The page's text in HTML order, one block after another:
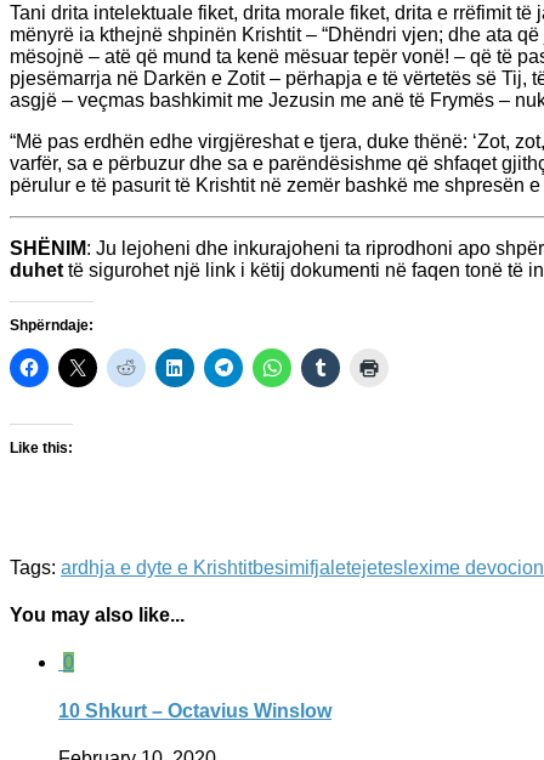
Tani drita intelektuale fiket, drita morale fiket, drita e rrëfimit
mënyrë ia kthejnë shpinën Krishtit – “Dhëndri vjen; dhe ata
mësojnë – atë që mund ta kenë mësuar tepër vonë! – që të
pjesëmarrja në Darkën e Zotit – përhapja e të vërtetës së Tij,
asgjë – veçmas bashkimit me Jezusin me anë të Frymës –
“Më pas erdhën edhe virgjëreshat e tjera, duke thënë: ‘Zot,
varfër, sa e përbuzur dhe sa e parëndësishme që shfaqet
përulur e të pasurit të Krishtit në zemër bashkë me shpresën
SHËNIM: Ju lejoheni dhe inkurajoheni ta riprodhoni apo
duhet të sigurohet një link i këtij dokumenti në faqen tonë të
Shpërndaje:
Like this:
Tags: ardhja e dyte e Krishtitbesimifjaletejetes lexime
You may also like...
0
10 Shkurt – Octavius Winslow